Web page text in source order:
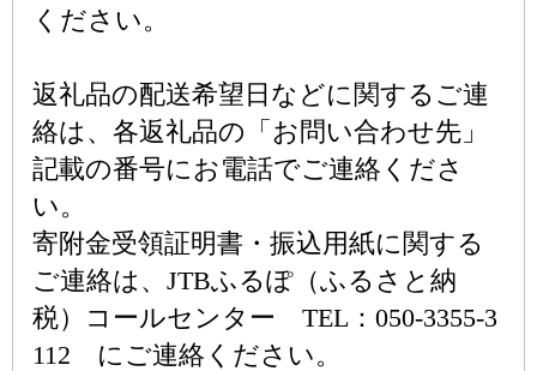
ください。
返礼品の配送希望日などに関するご連
絡は、各返礼品の「お問い合わせ先」
記載の番号にお電話でご連絡くださ
い。
寄附金受領証明書・振込用紙に関する
ご連絡は、JTBふるぽ（ふるさと納
税）コールセンター TEL：050-3355-3
112 にご連絡ください。